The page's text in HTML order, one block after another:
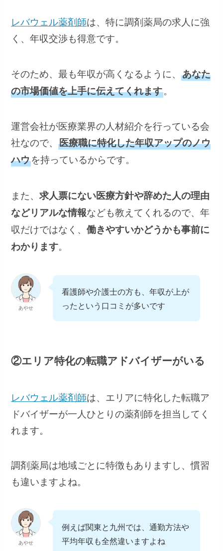
レバウェル薬剤師は、特に調剤薬局の求人に強
く、年収交渉も得意です。
そのため、最も年収が高くなるように、あなた
の市場価値を上手に伝えてくれます。
運営会社が医療業界の人材紹介を行っている会
社なので、医療職に特化した年収アップのノウ
ハウを持っているからです。
また、求人票にない医療方針や辞めた人の理由
などリアルな情報なども教えてくれるので、年
収だけではなく、働きやすいかどうかも事前に
わかります。
あやせ
看護師や介護士の方も、年収が上が
ったという口コミが多いです
②エリア特化の転職アドバイザーがいる
レバウェル薬剤師は、エリアに特化した転職ア
ドバイザーが一人ひとりの薬剤師を担当してく
れます。
調剤薬局は地域ごとに特徴もありますし、慣習
も違いますよね。
あやせ
例えば関東と九州では、通勤方法や
平均年収も全然違いますよね